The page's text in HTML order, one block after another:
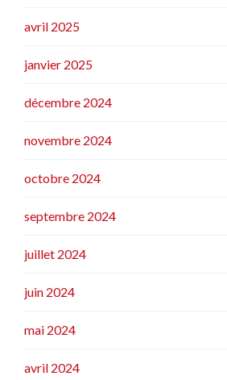
avril 2025
janvier 2025
décembre 2024
novembre 2024
octobre 2024
septembre 2024
juillet 2024
juin 2024
mai 2024
avril 2024